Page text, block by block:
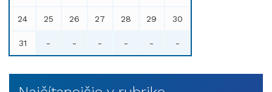
24 25 26 27 28 29 30
31 - - - - - -